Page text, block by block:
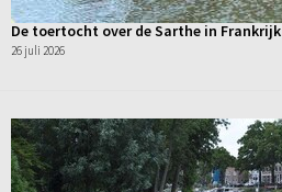
De toertocht over de Sarthe in Frankrijk
26 juli 2026